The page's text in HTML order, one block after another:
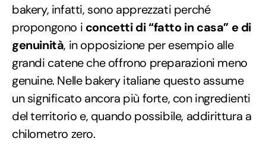
bakery, infatti, sono apprezzati perché
propongono i concetti di “fatto in casa” e di
genuinità, in opposizione per esempio alle
grandi catene che offrono preparazioni meno
genuine. Nelle bakery italiane questo assume
un significato ancora più forte, con ingredienti
del territorio e, quando possibile, addirittura a
chilometro zero.